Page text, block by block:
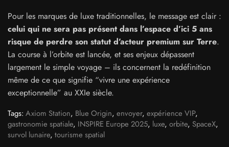
Pour les marques de luxe traditionnelles, le message est clair :
celui qui ne sera pas présent dans l’espace d’ici 5 ans
risque de perdre son statut d’acteur premium sur Terre.
La course à l’orbite est lancée, et ses enjeux dépassent
largement le simple voyage – ils concernent la redéfinition
même de ce que signifie “vivre une expérience
exceptionnelle” au XXIe siècle.
Tags: Axiom Station, Blue Origin, envoyer, expérience VIP,
gastronomie spatiale, INSPIRE Europe 2025, luxe, orbite, SpaceX,
survol lunaire, tourisme spatial